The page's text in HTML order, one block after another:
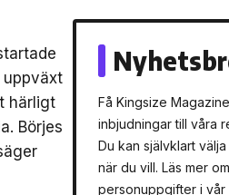
uppväxt
härligt
Börjes
Få Kingsize
inbjudningar till våra
Du kan självklart
när du vill. Läs mer
personuppgifter i vår